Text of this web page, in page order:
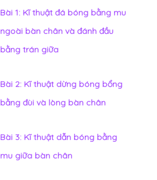
Bài 1: Kĩ thuật đá bóng bằng mu
ngoài bàn chân và đánh đầu
bằng trán giữa
Bài 2: Kĩ thuật dừng bóng bổng
bằng đùi và lòng bàn chân
Bài 3: Kĩ thuật dẫn bóng bằng
mu giữa bàn chân